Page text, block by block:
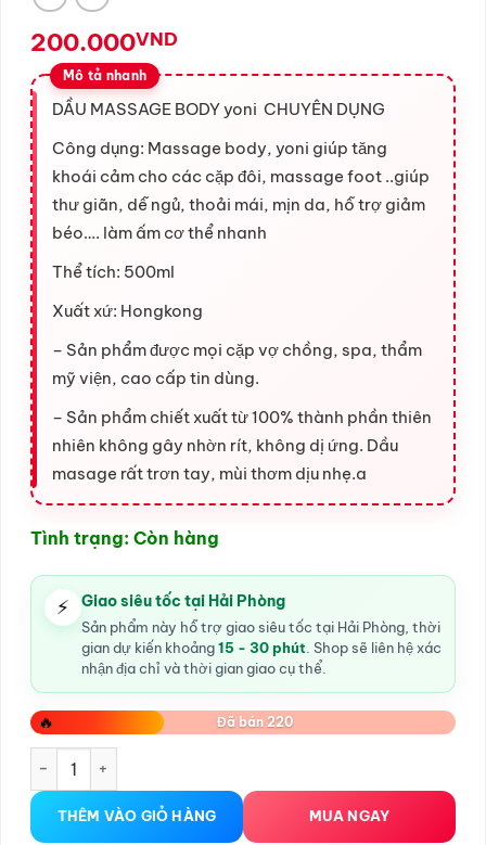
200.000VND
DẦU MASSAGE BODY yoni CHUYÊN DỤNG
Công dụng: Massage body, yoni giúp tăng
khoái cảm cho các cặp đôi, massage foot ..giúp
thư giãn, dễ ngủ, thoải mái, mịn da, hỗ trợ giảm
béo…. làm ấm cơ thể nhanh
Thể tích: 500ml
Xuất xứ: Hongkong
– Sản phẩm được mọi cặp vợ chồng, spa, thẩm
mỹ viện, cao cấp tin dùng.
– Sản phẩm chiết xuất từ 100% thành phần thiên
nhiên không gây nhờn rít, không dị ứng. Dầu
masage rất trơn tay, mùi thơm dịu nhẹ.a
Tình trạng: Còn hàng
⚡ Giao siêu tốc tại Hải Phòng
Sản phẩm này hỗ trợ giao siêu tốc tại Hải Phòng, thời
gian dự kiến khoảng15 - 30 phút . Shop sẽ liên hệ xác
nhận địa chỉ và thời gian giao cụ thể.
🔥 Đã bán 220
THÊM VÀO GIỎ HÀNG MUA NGAY